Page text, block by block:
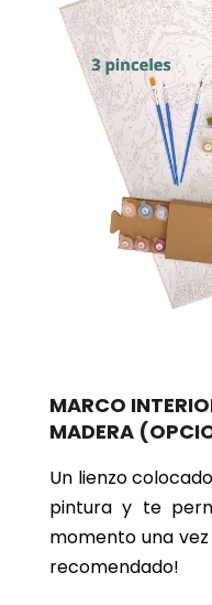
MARCO
MADERA
Un lienzo
pintura y te
momento una
recomendado!